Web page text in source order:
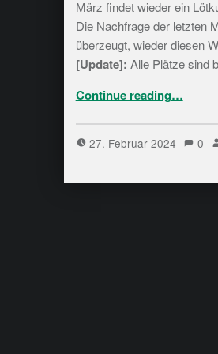
März findet wieder ein
Die Nachfrage der letzten
überzeugt, wieder diesen
[Update]: Alle Plätze sind
Continue reading“[Veranstaltung] Lötkurs am 12. und 19.
…
27. Februar 2024 0